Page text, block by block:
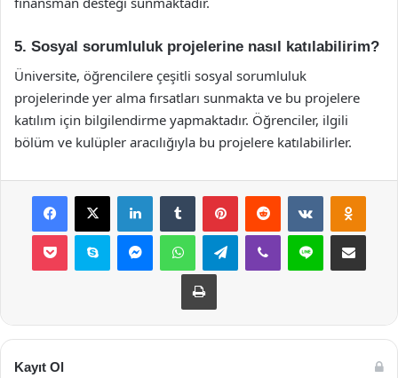
5. Sosyal sorumluluk projelerine nasıl katılabilirim?
Üniversite, öğrencilere çeşitli sosyal sorumluluk
projelerinde yer alma fırsatları sunmakta ve bu projelere
katılım için bilgilendirme yapmaktadır. Öğrenciler, ilgili
bölüm ve kulüpler aracılığıyla bu projelere katılabilirler.
Facebook
X LinkedInTumblr PinterestReddit VKontakte
Pocket Skype MessengerWhatsAppTelegramViber Line E-Posta ile
Yazdır
Kayıt Ol